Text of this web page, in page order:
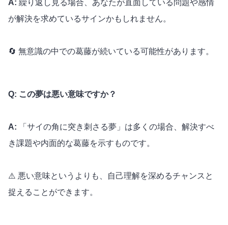
A: 繰り返し見る場合、あなたが直面している問題や感情
が解決を求めているサインかもしれません。
🔄 無意識の中での葛藤が続いている可能性があります。
Q: この夢は悪い意味ですか？
A: 「サイの角に突き刺さる夢」は多くの場合、解決すべ
き課題や内面的な葛藤を示すものです。
⚠️ 悪い意味というよりも、自己理解を深めるチャンスと
捉えることができます。